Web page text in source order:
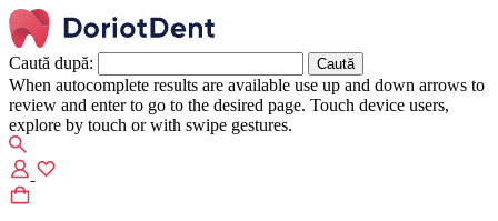
Caută după:
When autocomplete results are available use up and down arrows to
review and enter to go to the desired page. Touch device users,
explore by touch or with swipe gestures.